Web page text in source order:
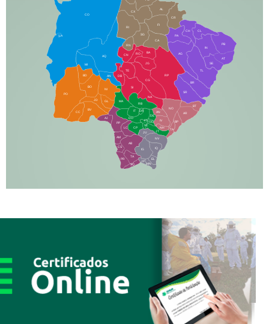
CO
AQ
MI
AN
CX
RI
AL
CR
FI
SG
BA
CA
PA
CH CL
PB
SE
TL
AG
BR
SR
BT
AR
RP
RO
JG
CG
SI
NA
TA
NH
JT
RB
MA
IT
DR
DO
CP
JU
NV
IQ
EL
BD
BO
NI
JD
PO
BV
CC
PP
AJ
LC
AM
AB
JP
DB
TE
CS
PR
TA
SQ
IG
MN
IN
NO
BP
RN
CN
GL
AN
IV
FS
VC
GD
DE
AT
LA